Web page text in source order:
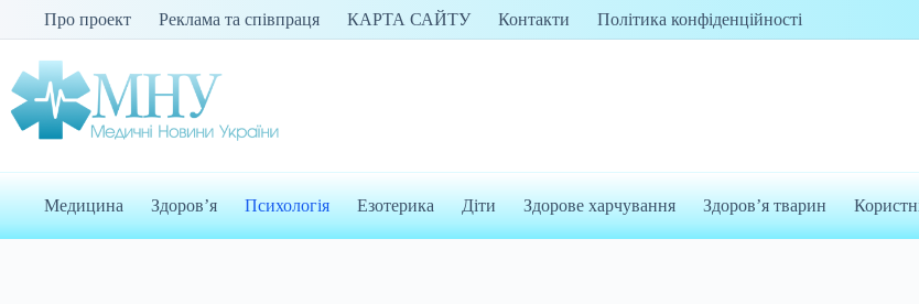
Про проект Реклама та співпраця КАРТА САЙТУ Контакти Політика конфіденційності
Медицина Здоров’я Психологія Езотерика Діти Здорове харчування Здоров’я тварин